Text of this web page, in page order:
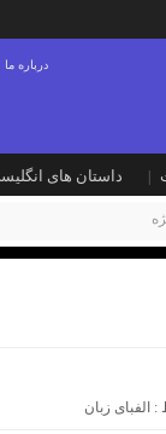
درباره ما
داستان های
: الفبای زبان